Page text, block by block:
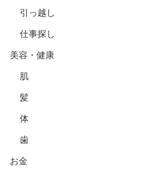
引っ越し
仕事探し
美容・健康
肌
髪
体
歯
お金